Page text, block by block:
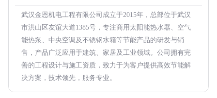
武汉金恩机电工程有限公司成立于2015年，总部位于武汉
市洪山区友谊大道1385号，专注商用太阳能热水器、空气
能热泵、中央空调及不锈钢水箱等节能产品的研发与销
售，产品广泛应用于建筑、家居及工业领域。公司拥有完
善的工程设计与施工资质，致力于为客户提供高效节能解
决方案，技术领先，服务专业。